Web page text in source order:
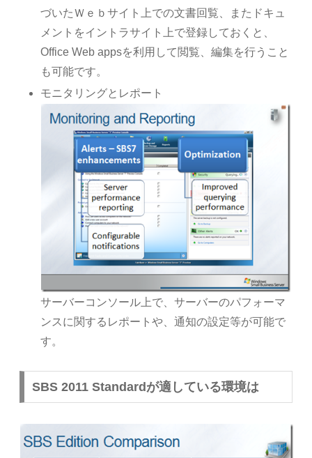
づいたＷｅｂサイト上での文書回覧、またドキュ
メントをイントラサイト上で登録しておくと、
Office Web appsを利用して閲覧、編集を行うこと
も可能です。
モニタリングとレポート
サーバーコンソール上で、サーバーのパフォーマ
ンスに関するレポートや、通知の設定等が可能で
す。
SBS 2011 Standardが適している環境は